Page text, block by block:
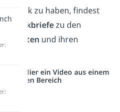
zu haben, findest
Steckbriefezu den
Tierarten und ihren
Hier ein Video aus einem
anderen Bereich